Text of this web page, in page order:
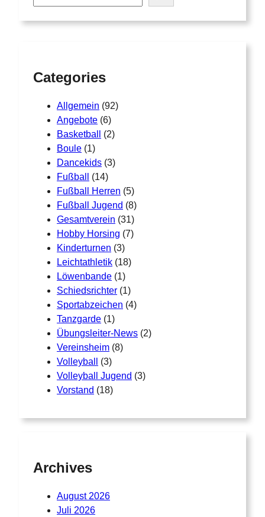
e
a
Categories
Allgemein (92)
Angebote (6)
Basketball
(2)
Boule (1)
Dancekids (3)
Fußball
(14)
Fußball Herren (5)
Fußball Jugend (8)
Gesamtverein (31)
Hobby Horsing (7)
Kinderturnen (3)
Leichtathletik (18)
Löwenbande (1)
Schiedsrichter (1)
Sportabzeichen (4)
Tanzgarde (1)
Übungsleiter-News (2)
Vereinsheim (8)
Volleyball
(3)
Volleyball Jugend (3)
Vorstand (18)
Archives
August 2026
Juli 2026